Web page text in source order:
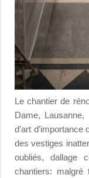
Le chantier de
Dame,
d’art
des vestiges
oubliés, dallage
chantiers: malgré